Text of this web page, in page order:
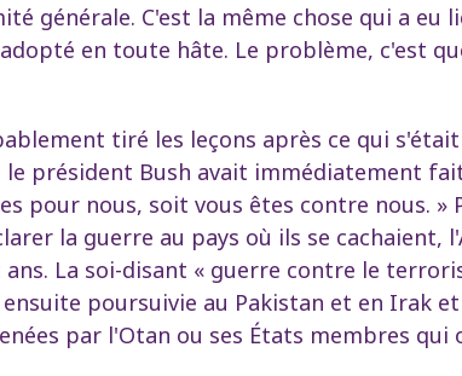
générale. C'est la même chose qui a
en toute hâte. Le problème, c'est
tiré les leçons après ce qui
le président Bush avait immédiatement
pour nous, soit vous êtes contre nous. »
la guerre au pays où ils se cachaient,
La soi-disant « guerre contre le
poursuivie au Pakistan et en Irak
par l'Otan ou ses États membres qui